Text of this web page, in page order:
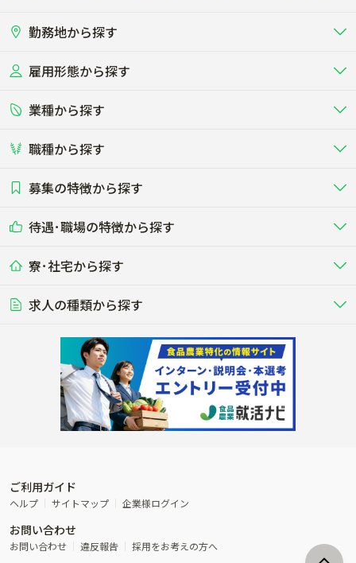
勤務地から探す
北海道
関東
東海
雇用形態から探す
正社員 バイト・アルバイト・パート
短期アルバイト
その他（独立・副業など）
業種から探す
畜産（酪農･肉牛･養豚･養鶏など）
酪農
する牧場
養豚
る養豚場
レースで活躍する馬の手入れや子馬
その他畜産
その他動物の畜産業（羊、ウズラな
ど）
畑・圃場で野菜・穀物を生産 ビニールハウスで多様な野菜の生産
稲作
ビニールハウスで観賞用植物の栽
植物工場
環境制御された工場で野菜の生産管
理
農業資材･肥料
農場設備・肥料・飼料の生産・流
農業用の機械・機材の開発・販
流通･商社
農産物・農産品の物流・卸し・輸出
入
製造･加工･販売 福祉
その他農業関連企業
ネス
その他業種
木材の植林・伐採・加工、または
漁業･養殖
魚介類の採捕・養殖、または水産加
工場
職種から探す
農場･牧場･現場職
専門職（獣医師･人工授精師･
研究･開発 WEB･IT
その他職種
募集の特徴から探す
未経験歓迎
学歴不問
50代採用実績あり
AT免許OK
内定まで最短1週間 管理者･幹部採用
待遇･職場の特徴から探す
社会保険完備
食事補助あり
年間休日100日以上
経験者優遇 独立支援可能
寮･社宅から探す
単身寮あり
寮･社宅相談可
求人の種類から探す
転職おまかせ求人
ご利用ガイド
ヘルプ サイトマップ 企業様ログイン
お問い合わせ
お問い合わせ 違反報告 採用をお考えの方へ